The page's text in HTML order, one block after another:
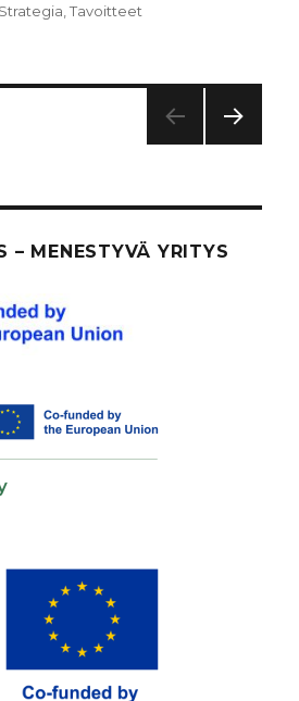
Strategia,Tavoitteet
SIVU
– MENESTYVÄ YRITYS